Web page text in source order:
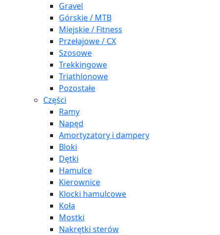
Gravel
Górskie / MTB
Miejskie / Fitness
Przełajowe / CX
Szosowe
Trekkingowe
Triathlonowe
Pozostałe
Części
Ramy
Napęd
Amortyzatory i dampery
Bloki
Dętki
Hamulce
Kierownice
Klocki hamulcowe
Koła
Mostki
Nakrętki sterów